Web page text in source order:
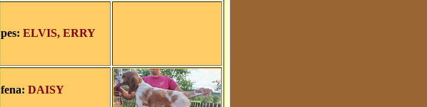
pes: ELVIS, ERRY
fena: DAISY